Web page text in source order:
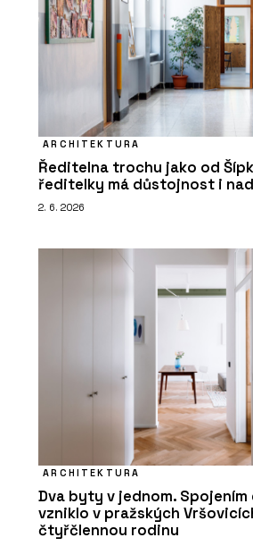
ARCHITEKTURA
Ředitelna trochu jako od
ředitelky má důstojnost i
2. 6. 2026
ARCHITEKTURA
Dva byty v jednom.
vzniklo v pražských
čtyřčlennou rodinu